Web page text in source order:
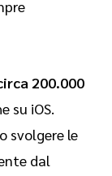
200.000
su iOS.
svolgere le
dal